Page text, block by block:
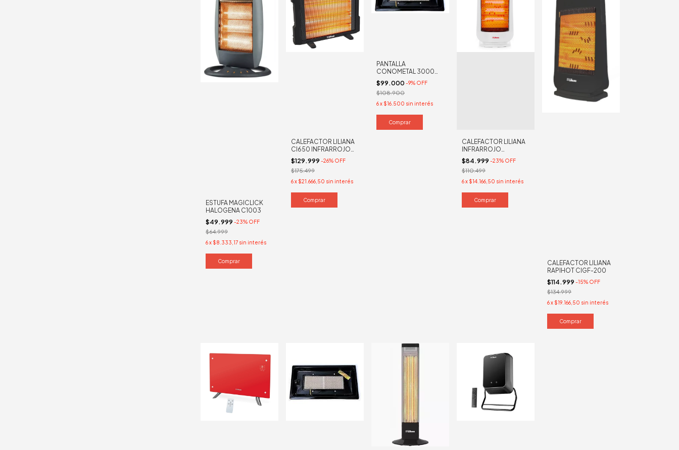
ESTUFA MAGICLICK
HALOGENA C1003
$49.999 -23% OFF
$64.999
6x $8.333,17 sin interés
CALEFACTOR LILIANA
CI650 INFRARROJO
PANEL RADIANTE
$129.999 -26% OFF
$175.499
6x $21.666,50 sin interés
PANTALLA
CONOMETAL 3000
CALORIAS GAS
NATURAL
$99.000 -9% OFF
$108.900
6x $16.500 sin interés
CALEFACTOR LILIANA
INFRARROJO
SPINHOT CIG-100N
$84.999 -23% OFF
$110.499
6x $14.166,50 sin interés
CALEFACTOR LILIANA
RAPIHOT CIGF-200
$114.999 -15% OFF
$134.999
6x $19.166,50 sin interés